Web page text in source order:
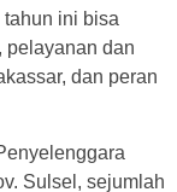
ini bisa
pelayanan dan
dan peran
Sulsel, sejumlah